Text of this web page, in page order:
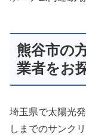
熊谷市の
業者をお
埼玉県で太陽光
しまでのサンク